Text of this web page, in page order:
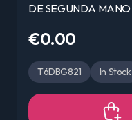
DE SEGUNDA MANO
€0.00
T6DBG821 In Stock